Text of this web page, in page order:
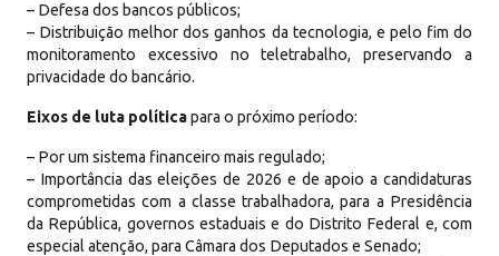
– Defesa dos bancos públicos;
– Distribuição melhor dos ganhos da tecnologia, e pelo fim do
monitoramento excessivo no teletrabalho, preservando a
privacidade do bancário.
Eixos de luta políticapara o próximo período:
– Por um sistema financeiro mais regulado;
– Importância das eleições de 2026 e de apoio a candidaturas
comprometidas com a classe trabalhadora, para a Presidência
da República, governos estaduais e do Distrito Federal e, com
especial atenção, para Câmara dos Deputados e Senado;